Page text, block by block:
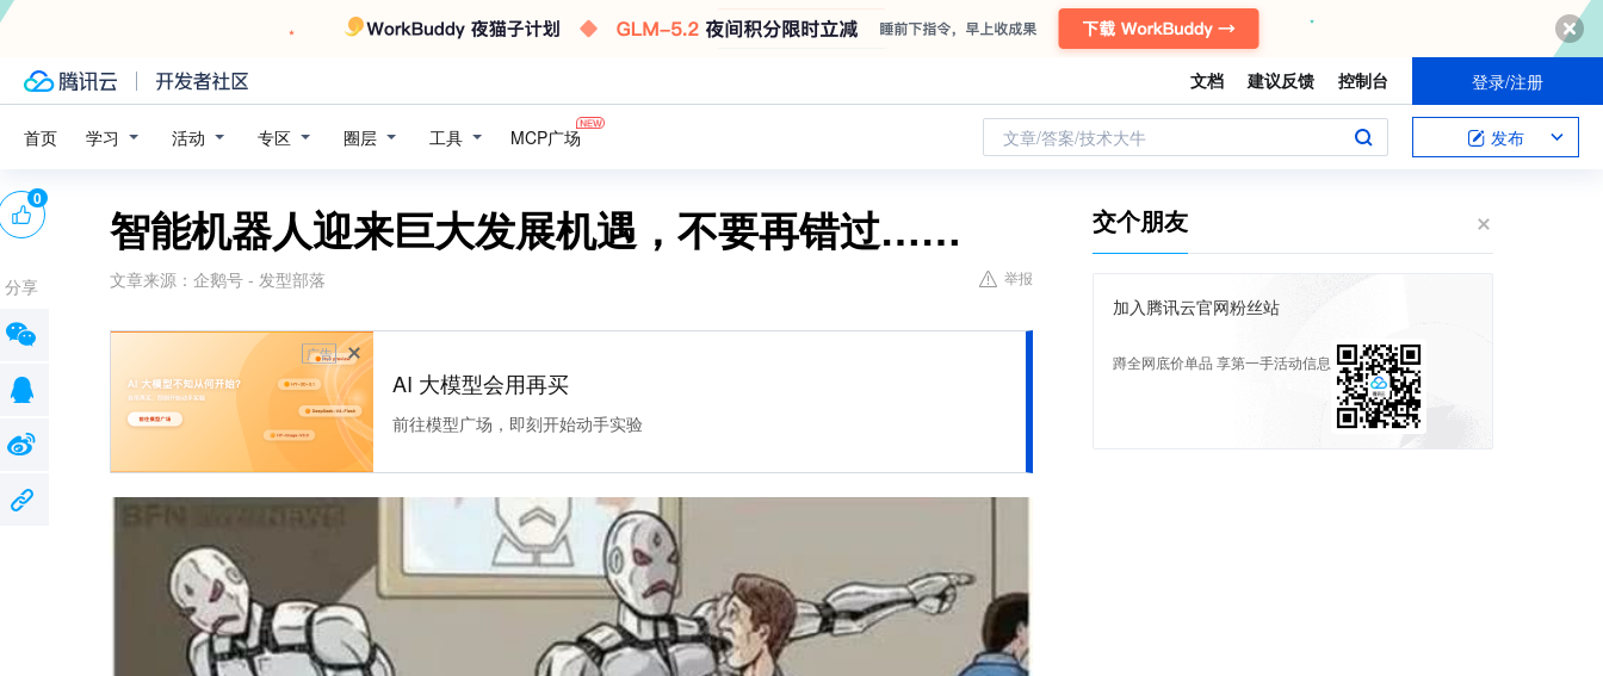
文档 建议反馈 控制台 登录/注册
首页 学习 活动 专区 圈层 工具 MCP广场 文章/答案/技术大牛 发布
智能机器人迎来巨大发展机遇，不要再错过……
文章来源： 企鹅号 - 发型部落 举报
广告
AI 大模型会用再买
前往模型广场，即刻开始动手实验
0
分享
交个朋友
加入腾讯云官网粉丝站
蹲全网底价单品 享第一手活动信息